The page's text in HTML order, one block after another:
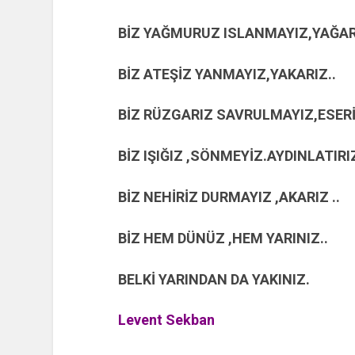
BİZ YAĞMURUZ
BİZ ATEŞİZ YANMAYIZ,YAKARIZ..
BİZ RÜZGARIZ
BİZ IŞIĞIZ
BİZ NEHİRİZ DURMAYIZ ,AKARIZ ..
BİZ HEM DÜNÜZ ,HEM YARINIZ..
BELKİ YARINDAN DA YAKINIZ.
Levent Sekban